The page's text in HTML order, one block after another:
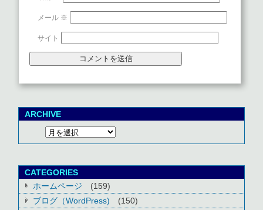
メール ※
サイト
ARCHIVE
CATEGORIES
ホームページ
(159)
ブログ（WordPress)
(150)